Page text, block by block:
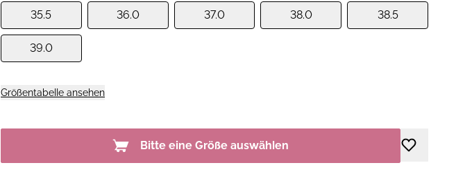
35.5 36.0 37.0 38.0 38.5
39.0
Größentabelle ansehen
Bitte eine Größe auswählen